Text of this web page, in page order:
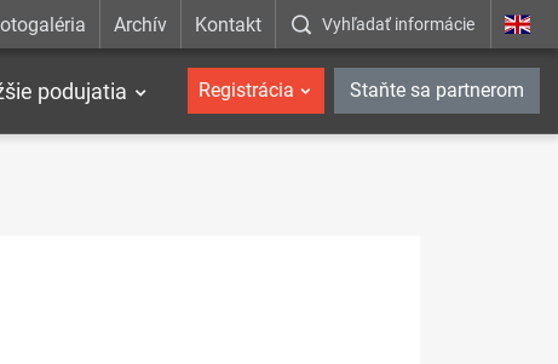
Archív Kontakt Vyhľadať informácie
podujatia Registrácia Staňte sa partnerom